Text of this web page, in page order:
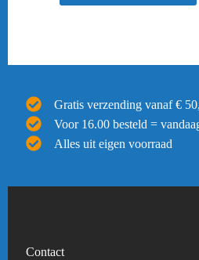
Gratis verzending vanaf €
Voor 16.00 besteld =
Alles uit eigen voorraad
Contact